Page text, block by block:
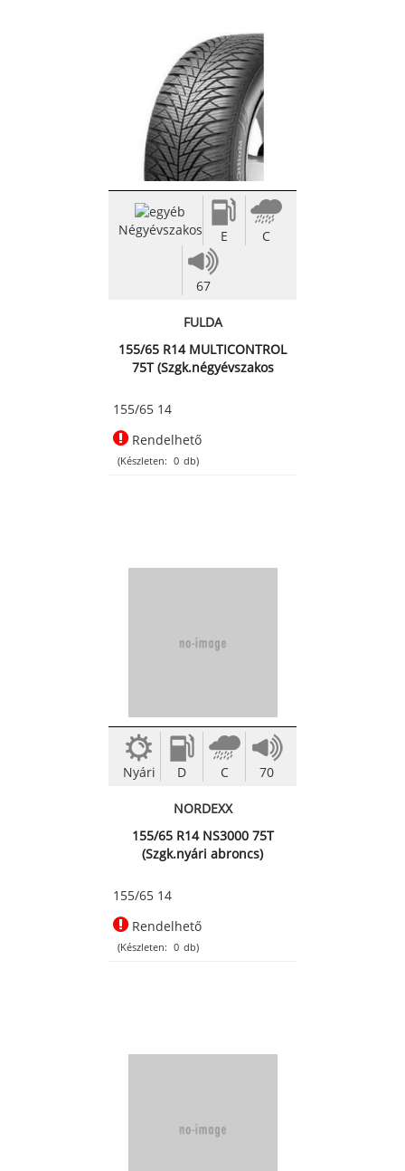
Négyévszakos E C
67
FULDA
155/65 R14 MULTICONTROL
75T (Szgk.négyévszakos
155/65 14
Rendelhető
(Készleten: 0 db)
Nyári D C 70
NORDEXX
155/65 R14 NS3000 75T
(Szgk.nyári abroncs)
155/65 14
Rendelhető
(Készleten: 0 db)